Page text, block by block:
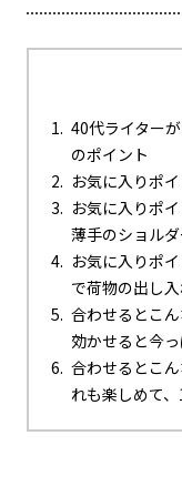
40代ライター
のポイント
お気に入りポ
お気に入りポ
薄手のショル
お気に入りポ
で荷物の出し
合わせるとこ
効かせると今
合わせるとこ
れも楽しめて